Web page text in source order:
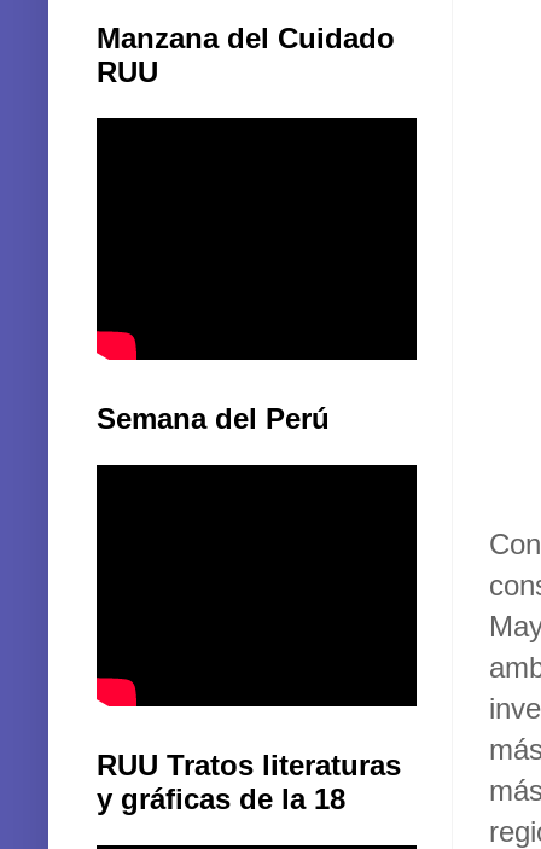
Manzana del Cuidado
RUU
Semana del Perú
RUU Tratos literaturas
y gráficas de la 18